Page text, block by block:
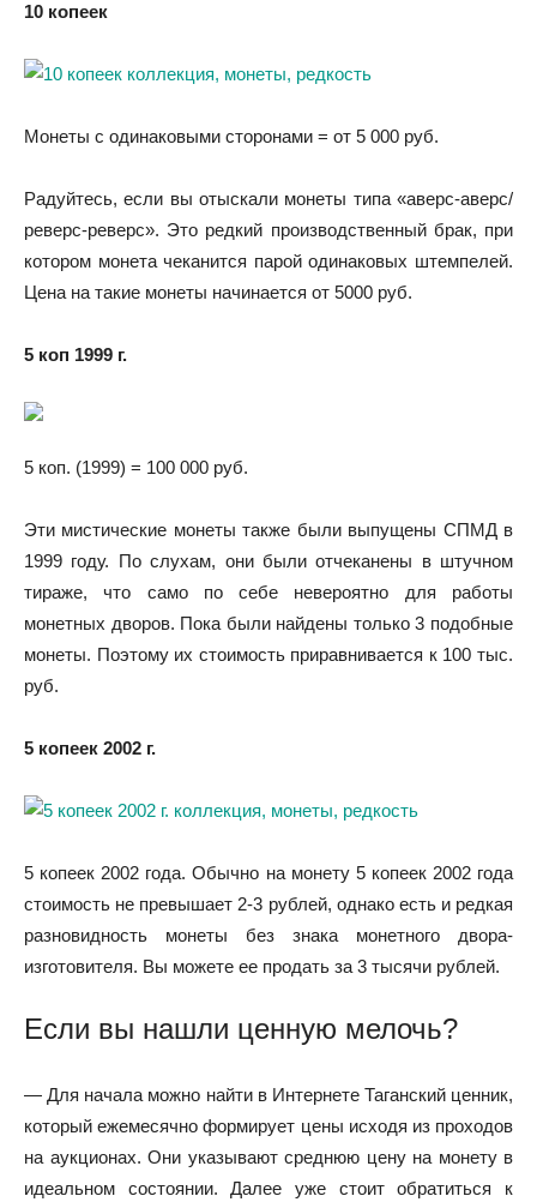
10 копеек
Монеты с одинаковыми сторонами = от 5 000 руб.
Радуйтесь, если вы отыскали монеты типа «аверс-аверс/
реверс-реверс». Это редкий производственный брак, при
котором монета чеканится парой одинаковых штемпелей.
Цена на такие монеты начинается от 5000 руб.
5 коп 1999 г.
5 коп. (1999) = 100 000 руб.
Эти мистические монеты также были выпущены СПМД в
1999 году. По слухам, они были отчеканены в штучном
тираже, что само по себе невероятно для работы
монетных дворов. Пока были найдены только 3 подобные
монеты. Поэтому их стоимость приравнивается к 100 тыс.
руб.
5 копеек 2002 г.
5 копеек 2002 года. Обычно на монету 5 копеек 2002 года
стоимость не превышает 2-3 рублей, однако есть и редкая
разновидность монеты без знака монетного двора-
изготовителя. Вы можете ее продать за 3 тысячи рублей.
Если вы нашли ценную мелочь?
— Для начала можно найти в Интернете Таганский ценник,
который ежемесячно формирует цены исходя из проходов
на аукционах. Они указывают среднюю цену на монету в
идеальном состоянии. Далее уже стоит обратиться к